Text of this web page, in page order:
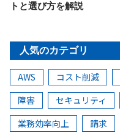
トと選び方を解説
人気のカテゴリ
AWS コスト削減
障害
セキュリティ
業務効率向上
請求